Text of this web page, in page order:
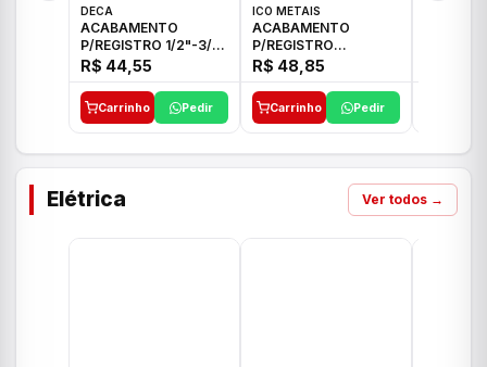
DECA
ACABAMENTO
P/REGISTRO 1/2"-3/4"
E 1"C21.PQ DECA
R$ 44,55
Carrinho Pedir
ICO METAIS
ACABAMENTO
P/REGISTRO
1/2"-3/4"-1" ACB M
CS 33 ICO
R$ 48,85
Carrinho Pedir
Elétrica Ver todos →